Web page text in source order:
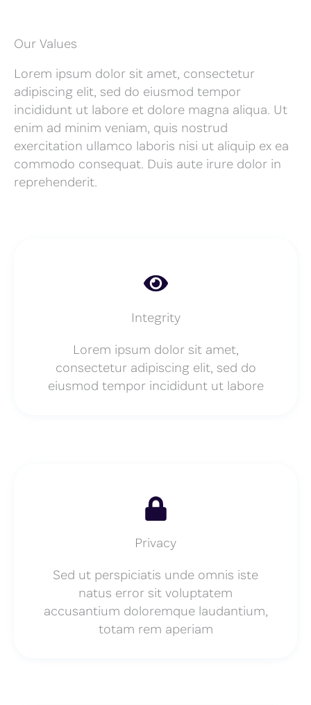
Our Values
Lorem ipsum dolor sit amet, consectetur
adipiscing elit, sed do eiusmod tempor
incididunt ut labore et dolore magna aliqua. Ut
enim ad minim veniam, quis nostrud
exercitation ullamco laboris nisi ut aliquip ex ea
commodo consequat. Duis aute irure dolor in
reprehenderit.
Integrity
Lorem ipsum dolor sit amet,
consectetur adipiscing elit, sed do
eiusmod tempor incididunt ut labore
Privacy
Sed ut perspiciatis unde omnis iste
natus error sit voluptatem
accusantium doloremque laudantium,
totam rem aperiam